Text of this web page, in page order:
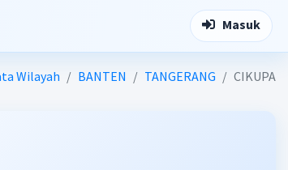
Masuk
Wilayah BANTEN TANGERANG CIKUPA